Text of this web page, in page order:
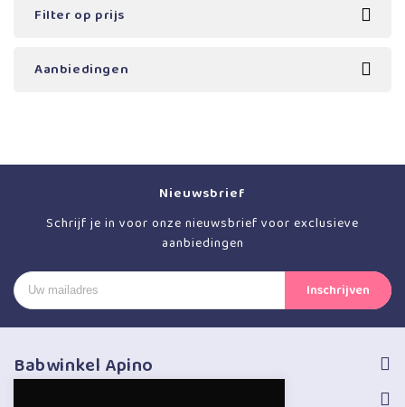
Filter op prijs
Aanbiedingen
Nieuwsbrief
Schrijf je in voor onze nieuwsbrief voor exclusieve
aanbiedingen
Babwinkel Apino